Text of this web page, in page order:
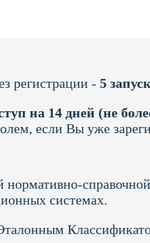
регистрации - 5
на 14 дней (не
если Вы уже
нормативно-
системах.